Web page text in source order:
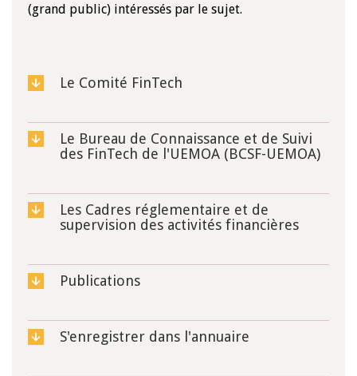
(grand public) intéressés par le sujet.
Le Comité FinTech
Le Bureau de Connaissance et de Suivi
des FinTech de l'UEMOA (BCSF-UEMOA)
Les Cadres réglementaire et de
supervision des activités financières
Publications
S'enregistrer dans l'annuaire